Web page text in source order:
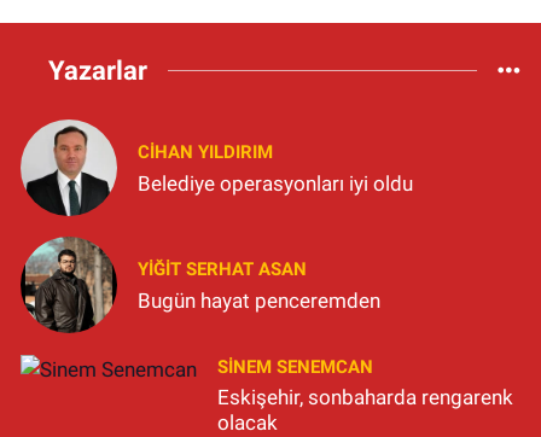
Yazarlar
CIHAN YILDIRIM
Belediye operasyonları iyi oldu
YIĞIT SERHAT ASAN
Bugün hayat penceremden
SINEM SENEMCAN
Eskişehir, sonbaharda rengarenk
olacak